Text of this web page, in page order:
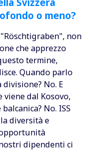
o meno?
non
che apprezzo
termine,
Quando parlo
divisione? No. E
dal Kosovo,
No. ISS
diversità e
dipendenti ci